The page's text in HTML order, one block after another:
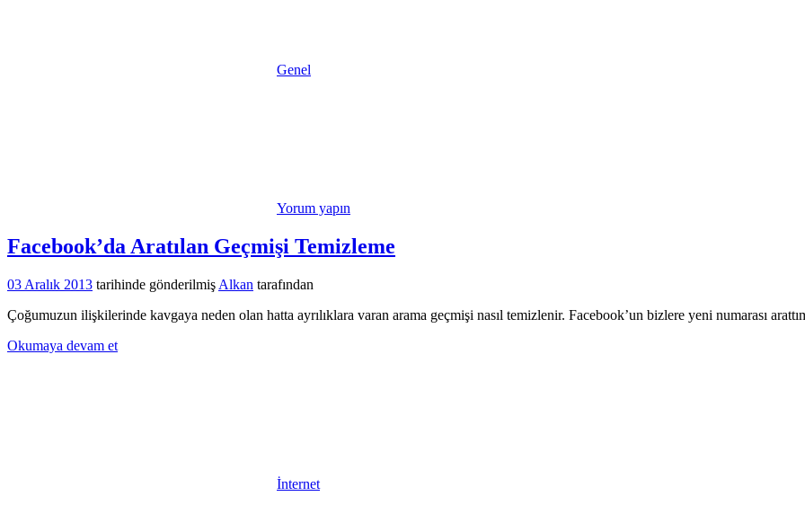
Genel
Yorum yapın
Facebook’da Aratılan Geçmişi Temizleme
03 Aralık 2013 tarihinde gönderilmiş Alkan tarafından
Çoğumuzun ilişkilerinde kavgaya neden olan hatta ayrılıklara varan arama geçmişi nasıl temizlenir. Facebook’un bizlere yeni numarası
Okumaya devam et
İnternet